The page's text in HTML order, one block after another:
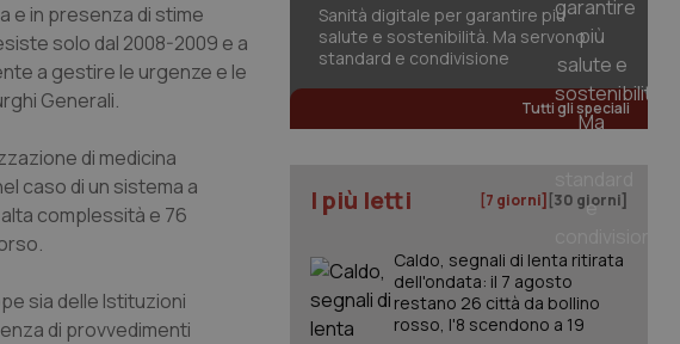
e in presenza di stime
solo dal 2008-2009 e a
a gestire le urgenze e le
Generali.
di medicina
caso di un sistema a
complessità e 76
sia delle Istituzioni
di provvedimenti
Sanità digitale per garantire più
salute e sostenibilità. Ma servono
standard e condivisione
Tutti gli speciali
I più letti [7 giorni] [30 giorni]
Caldo, segnali di lenta ritirata
dell'ondata: il 7 agosto
restano 26 città da bollino
rosso, l'8 scendono a 19